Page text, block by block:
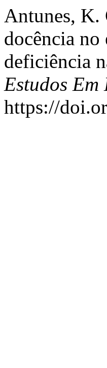
Antunes, K.
docência no
deficiência
Estudos Em
https://